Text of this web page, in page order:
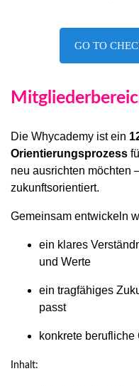
GO TO
Die Whycademy ist ein
Orientierungsprozess
neu ausrichten möchten
zukunftsorientiert.
Gemeinsam entwickeln
ein klares
und Werte
ein tragfähiges
passt
konkrete
Inhalt: